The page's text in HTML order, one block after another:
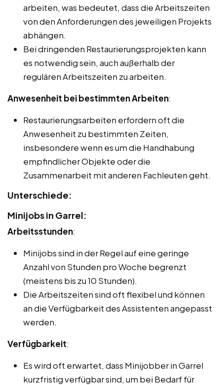
arbeiten, was bedeutet, dass die Arbeitszeiten
von den Anforderungen des jeweiligen Projekts
abhängen.
Bei dringenden Restaurierungsprojekten kann
es notwendig sein, auch außerhalb der
regulären Arbeitszeiten zu arbeiten.
Anwesenheit bei bestimmten Arbeiten:
Restaurierungsarbeiten erfordern oft die
Anwesenheit zu bestimmten Zeiten,
insbesondere wenn es um die Handhabung
empfindlicher Objekte oder die
Zusammenarbeit mit anderen Fachleuten geht.
Unterschiede:
Minijobs in Garrel:
Arbeitsstunden:
Minijobs sind in der Regel auf eine geringe
Anzahl von Stunden pro Woche begrenzt
(meistens bis zu 10 Stunden).
Die Arbeitszeiten sind oft flexibel und können
an die Verfügbarkeit des Assistenten angepasst
werden.
Verfügbarkeit:
Es wird oft erwartet, dass Minijobber in Garrel
kurzfristig verfügbar sind, um bei Bedarf für